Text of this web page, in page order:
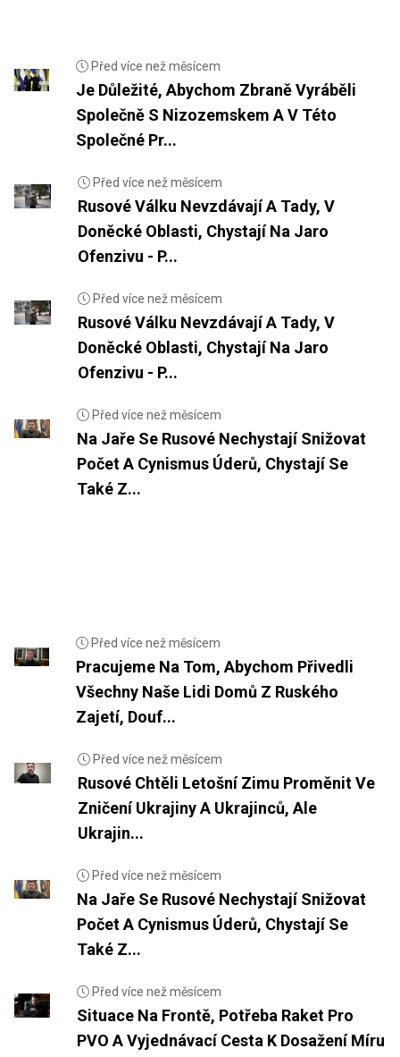
Před více než měsícem
Je Důležité, Abychom Zbraně Vyráběli
Společně S Nizozemskem A V Této
Společné Pr...
Před více než měsícem
Rusové Válku Nevzdávají A Tady, V
Doněcké Oblasti, Chystají Na Jaro
Ofenzivu - P...
Před více než měsícem
Rusové Válku Nevzdávají A Tady, V
Doněcké Oblasti, Chystají Na Jaro
Ofenzivu - P...
Před více než měsícem
Na Jaře Se Rusové Nechystají Snižovat
Počet A Cynismus Úderů, Chystají Se
Také Z...
Před více než měsícem
Pracujeme Na Tom, Abychom Přivedli
Všechny Naše Lidi Domů Z Ruského
Zajetí, Douf...
Před více než měsícem
Rusové Chtěli Letošní Zimu Proměnit Ve
Zničení Ukrajiny A Ukrajinců, Ale
Ukrajin...
Před více než měsícem
Na Jaře Se Rusové Nechystají Snižovat
Počet A Cynismus Úderů, Chystají Se
Také Z...
Před více než měsícem
Situace Na Frontě, Potřeba Raket Pro
PVO A Vyjednávací Cesta K Dosažení Míru